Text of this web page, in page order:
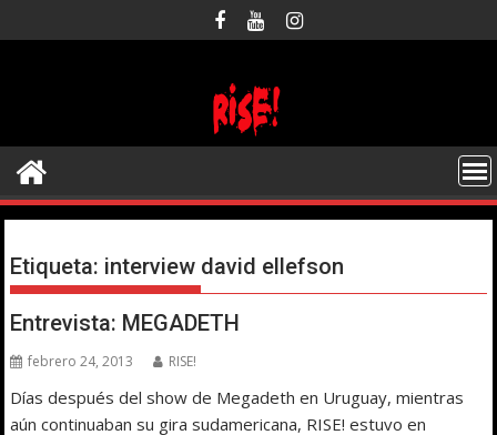
al
Etiqueta: interview david ellefson
Entrevista: MEGADETH
febrero 24, 2013 RISE!
Días después del show de Megadeth en Uruguay, mientras
aún continuaban su gira sudamericana, RISE! estuvo en